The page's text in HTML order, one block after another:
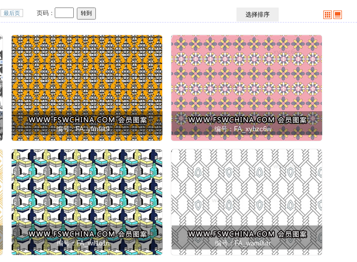
选择排序
最后页 页码：
编号：FA_yfmfet9 编号：FA_xybzc6w
编号：FA_wil1o1n 编号：FA_wam0utr